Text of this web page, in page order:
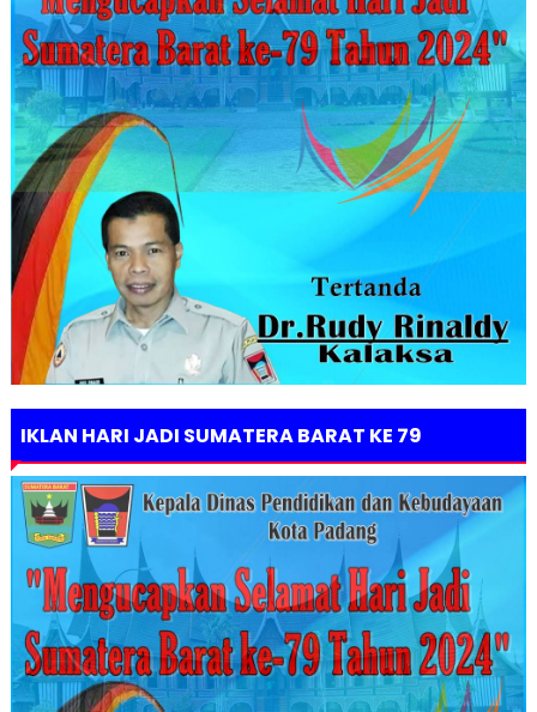
IKLAN HARI JADI SUMATERA BARAT KE 79